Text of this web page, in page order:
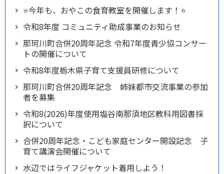
⭐今年も、おやこの食育教室を開催します！⭐
令和8年度 コミュニティ助成事業のお知らせ
那珂川町合併20周年記念 令和7年度青少協コンサー
トの開催について
令和8年度栃木県子育て支援員研修について
那珂川町合併20周年記念 姉妹都市交流事業の参加
者を募集
令和8(2026)年度使用塩谷南那須地区教科用図書採
択について
合併20周年記念・こども家庭センター開設記念 子
育て講演会開催について
水辺ではライフジャケット着用しよう！